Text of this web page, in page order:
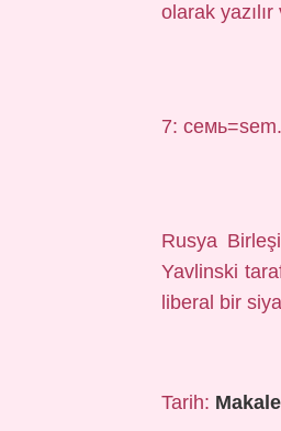
olarak
7:
Rusya
Yavlinski
liberal bir
Tarih: